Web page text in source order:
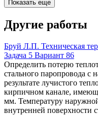
Показать еще
Другие работы
Бруй Л.П. Техническая
Задача 5 Вариант 86
Определить потерю
стального паропровода
результате лучистого
кирпичном канале,
мм. Температуру
внутренней поверхности